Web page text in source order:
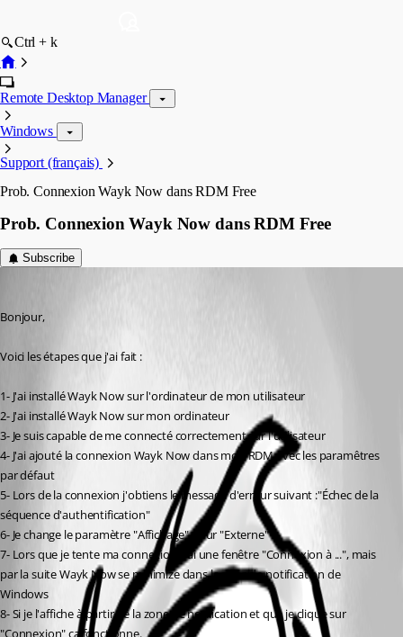
Ctrl + k
Remote Desktop Manager
Windows
Support (français)
Prob. Connexion Wayk Now dans RDM Free
Prob. Connexion Wayk Now dans RDM Free
Subscribe
Bonjour,
Voici les étapes que j'ai fait :
1- J'ai installé Wayk Now sur l'ordinateur de mon utilisateur
2- J'ai installé Wayk Now sur mon ordinateur
3- Je suis capable de me connecté correctement sur l'utilisateur
4- J'ai ajouté la connexion Wayk Now dans mon RDM avec les paramêtres
par défaut
5- Lors de la connexion j'obtiens le message d'erreur suivant :"Échec de la
séquence d'authentification"
6- Je change le paramètre "Affichage" pour "Externe"
7- Lors que je tente ma connexion, j'ai une fenêtre "Connexion à ...", mais
par la suite Wayk Now se minimize dans la zone de notification de
Windows
8- Si je l'affiche à partir de la zone de notification et que je clique sur